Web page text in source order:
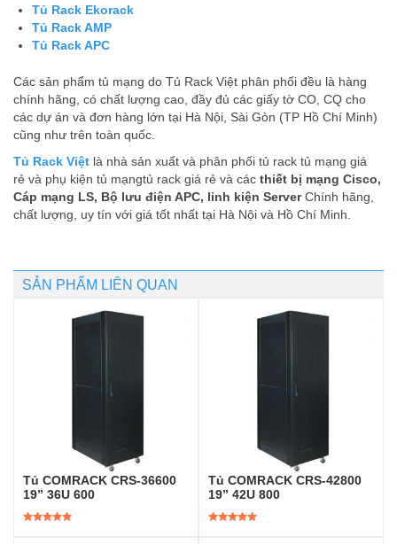
Tủ Rack Ekorack
Tủ Rack AMP
Tủ Rack APC
Các sản phẩm tủ mạng do Tủ Rack Việt phân phối đều là hàng
chính hãng, có chất lượng cao, đầy đủ các giấy tờ CO, CQ cho
các dự án và đơn hàng lớn tại Hà Nội, Sài Gòn (TP Hồ Chí Minh)
cũng như trên toàn quốc.
Tủ Rack Việt là nhà sản xuất và phân phối tủ rack tủ mạng giá
rẻ và phụ kiện tủ mạngtủ rack giá rẻ và các thiết bị mạng Cisco,
Cáp mạng LS, Bộ lưu điện APC, linh kiện ServerChính hãng,
chất lượng, uy tín với giá tốt nhất tại Hà Nội và Hồ Chí Minh.
SẢN PHẨM LIÊN QUAN
Tủ COMRACK CRS-36600
19” 36U 600
Tủ COMRACK CRS-42800
19” 42U 800